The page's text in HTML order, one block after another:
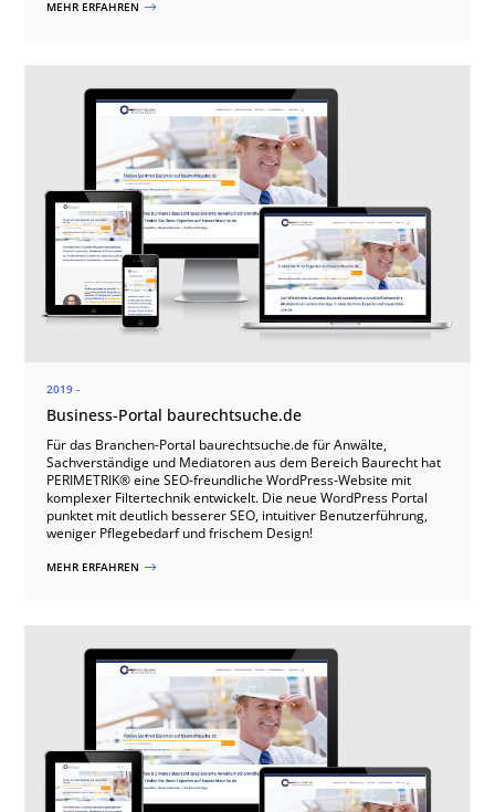
MEHR ERFAHREN $
2019 -
Business-Portal baurechtsuche.de
Für das Branchen-Portal baurechtsuche.de für Anwälte,
Sachverständige und Mediatoren aus dem Bereich Baurecht hat
PERIMETRIK® eine SEO-freundliche WordPress-Website mit
komplexer Filtertechnik entwickelt. Die neue WordPress Portal
punktet mit deutlich besserer SEO, intuitiver Benutzerführung,
weniger Pflegebedarf und frischem Design!
MEHR ERFAHREN $